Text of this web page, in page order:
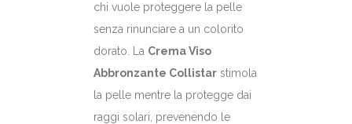
chi vuole proteggere la pelle
senza rinunciare a un colorito
dorato. La Crema Viso
Abbronzante Collistar stimola
la pelle mentre la protegge dai
raggi solari, prevenendo le